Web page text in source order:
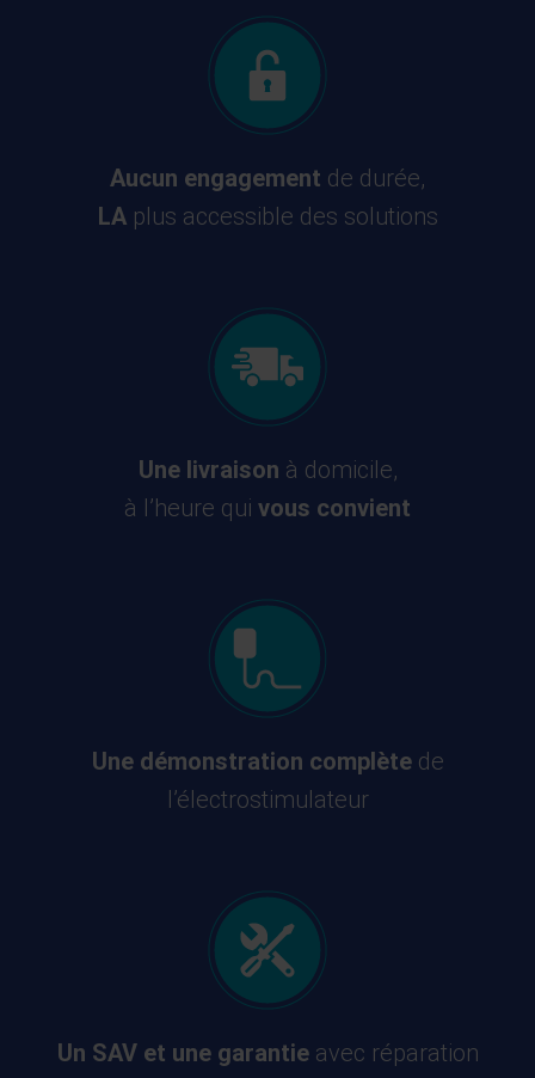
Aucun engagement de durée,
LA plus accessible des solutions
Une livraison à domicile,
à l’heure qui vous convient
Une démonstration complètede
l’électrostimulateur
Un SAV et une garantie avec réparation